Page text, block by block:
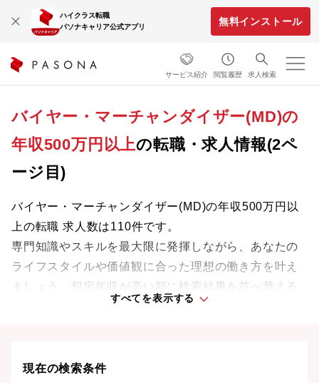
ハイクラス転職
パソナキャリア公式アプリ
無料インストール
サービス紹介 閲覧履歴 求人検索
バイヤー・マーチャンダイザー(MD)の
年収500万円以上の転職・求人情報(2ペ
ージ目)
バイヤー・マーチャンダイザー(MD)の年収500万円以
上の転職 求人数は110件です。
専門知識やスキルを最大限に発揮しながら、あなたの
ライフスタイルや価値観に合った理想の働き方を叶え
ましょう。想定年収が高い順に検索結果を並べ替える
すべてを表示する
現在の検索条件